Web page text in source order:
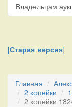
Владельцам
[Старая версия]
Главная
2 копейки
2 копейки